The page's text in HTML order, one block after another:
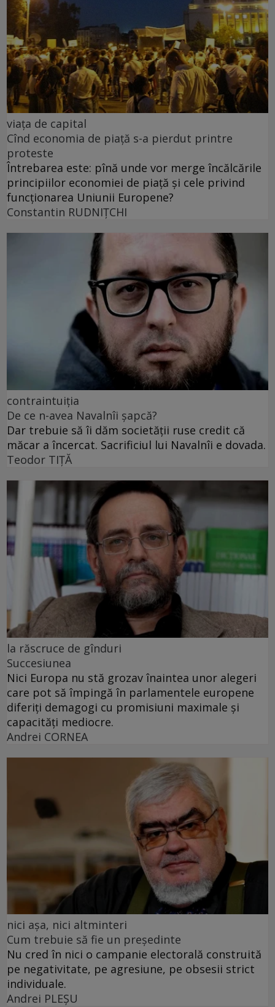
viața de capital
Cînd economia de piață s-a pierdut printre
proteste
Întrebarea este: pînă unde vor merge încălcările
principiilor economiei de piață și cele privind
funcționarea Uniunii Europene?
Constantin RUDNIŢCHI
contraintuiția
De ce n-avea Navalnîi șapcă?
Dar trebuie să îi dăm societății ruse credit că
măcar a încercat. Sacrificiul lui Navalnîi e dovada.
Teodor TIŢĂ
la răscruce de gînduri
Succesiunea
Nici Europa nu stă grozav înaintea unor alegeri
care pot să împingă în parlamentele europene
diferiți demagogi cu promisiuni maximale și
capacități mediocre.
Andrei CORNEA
nici așa, nici altminteri
Cum trebuie să fie un președinte
Nu cred în nici o campanie electorală construită
pe negativitate, pe agresiune, pe obsesii strict
individuale.
Andrei PLEŞU